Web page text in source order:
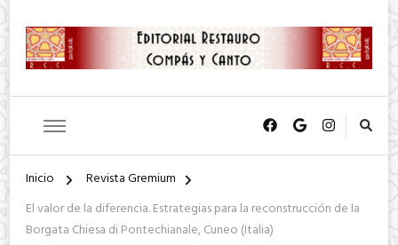
Inicio
Revista Gremium
El valor de la diferencia. Estrategias para la reconstrucción de la
Borgata Chiesa di Pontechianale, Cuneo (Italia)